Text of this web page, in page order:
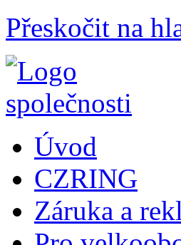
Přeskočit na
Úvod
CZRING
Záruka a